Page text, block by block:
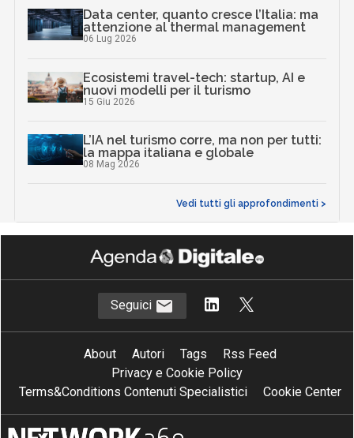
Data center, quanto cresce l’Italia: ma
attenzione al thermal management
06 Lug 2026
Ecosistemi travel-tech: startup, AI e
nuovi modelli per il turismo
15 Giu 2026
L’IA nel turismo corre, ma non per tutti:
la mappa italiana e globale
08 Mag 2026
Vedi tutti gli approfondimenti >
Seguici
About Autori Tags
Rss Feed
Privacy e Cookie Policy
Terms&Conditions Contenuti Specialistici
Cookie Center